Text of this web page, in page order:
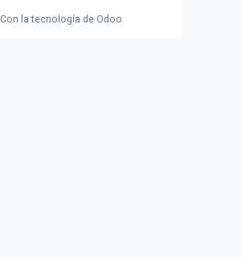
Con la tecnología de Odoo